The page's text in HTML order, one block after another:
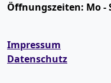
Öffnungszeiten: Mo -
Impressum
Datenschutz